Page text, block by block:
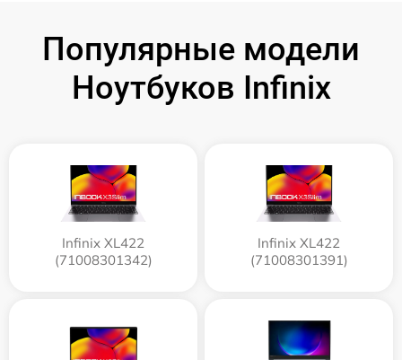
Популярные модели
Ноутбуков Infinix
Infinix XL422
(71008301342)
Infinix XL422
(71008301391)